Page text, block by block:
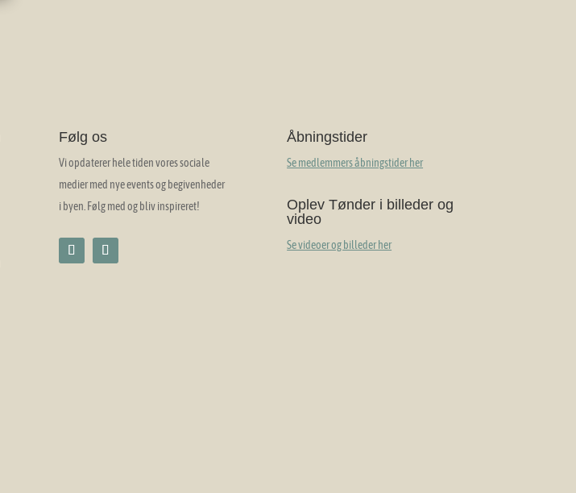
Følg os
Vi opdaterer hele tiden vores sociale
medier med nye events og begivenheder
i byen. Følg med og bliv inspireret!
Åbningstider
Se medlemmers åbningstider her
Oplev Tønder i billeder og
video
Se videoer og billeder her